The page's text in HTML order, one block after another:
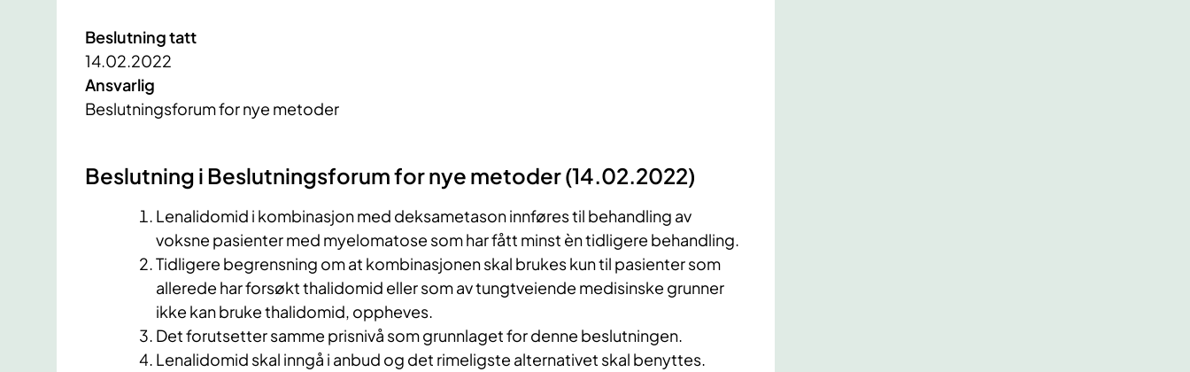
Beslutning tatt
14.02.2022
Ansvarlig
Beslutningsforum for nye metoder
Beslutning i Beslutningsforum for nye metoder (14.02.2022)
Lenalidomid i kombinasjon med deksametason innføres til behandling av
voksne pasienter med myelomatose som har fått minst èn tidligere behandling.
Tidligere begrensning om at kombinasjonen skal brukes kun til pasienter som
allerede har forsøkt thalidomid eller som av tungtveiende medisinske grunner
ikke kan bruke thalidomid, oppheves.
Det forutsetter samme prisnivå som grunnlaget for denne beslutningen.
Lenalidomid skal inngå i anbud og det rimeligste alternativet skal benyttes.